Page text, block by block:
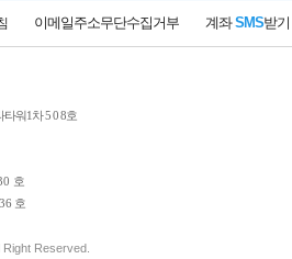
이메일주소무단수집거부 계좌SMS받기
워1차 5 0 8호
호
호
Right Reserved.